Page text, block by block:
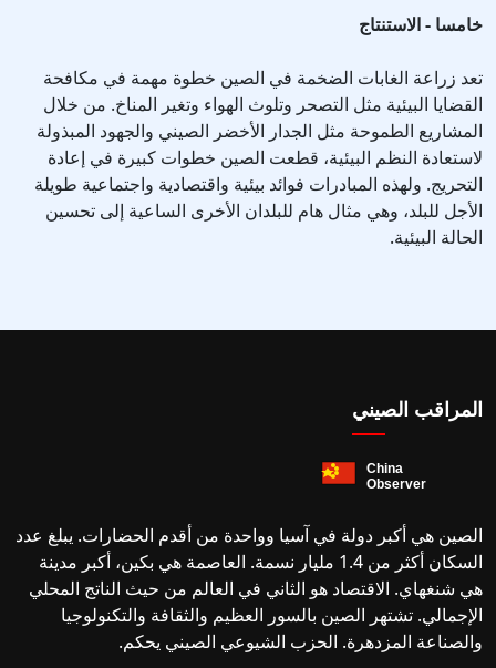
خامسا - الاستنتاج
تعد زراعة الغابات الضخمة في الصين خطوة مهمة في مكافحة
القضايا البيئية مثل التصحر وتلوث الهواء وتغير المناخ. من خلال
المشاريع الطموحة مثل الجدار الأخضر الصيني والجهود المبذولة
لاستعادة النظم البيئية، قطعت الصين خطوات كبيرة في إعادة
التحريج. ولهذه المبادرات فوائد بيئية واقتصادية واجتماعية طويلة
الأجل للبلد، وهي مثال هام للبلدان الأخرى الساعية إلى تحسين
الحالة البيئية.
المراقب الصيني
الصين هي أكبر دولة في آسيا وواحدة من أقدم الحضارات. يبلغ عدد
السكان أكثر من 1.4 مليار نسمة. العاصمة هي بكين، أكبر مدينة
هي شنغهاي. الاقتصاد هو الثاني في العالم من حيث الناتج المحلي
الإجمالي. تشتهر الصين بالسور العظيم والثقافة والتكنولوجيا
والصناعة المزدهرة. الحزب الشيوعي الصيني يحكم.